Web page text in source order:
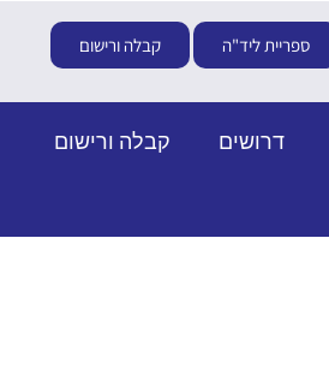
ספריית ליד"ה קבלה ורישום
דרושים
קבלה ורישום